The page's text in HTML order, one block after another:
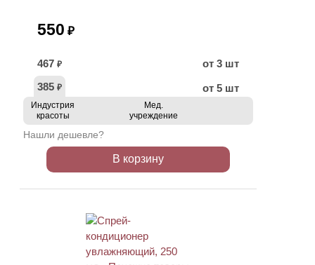
550 ₽
467 ₽
от 3 шт
385 ₽ от 5 шт
Индустрия
красоты
Мед.
учреждение
Нашли дешевле?
В корзину